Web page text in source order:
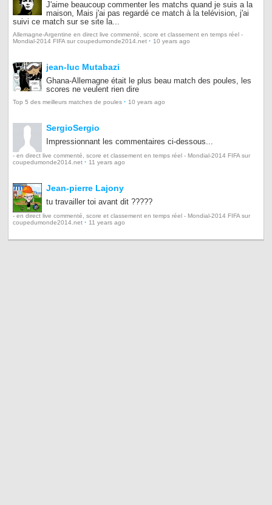
J'aime beaucoup commenter les matchs quand je suis a la
maison, Mais j'ai pas regardé ce match à la telévision, j'ai
suivi ce match sur se site la...
Allemagne-Argentine en direct live commenté, score et classement en temps réel -
Mondial-2014 FIFA sur coupedumonde2014.net · 10 years ago
jean-luc Mutabazi
Ghana-Allemagne était le plus beau match des poules, les
scores ne veulent rien dire
Top 5 des meilleurs matches de poules · 10 years ago
SergioSergio
Impressionnant les commentaires ci-dessous...
- en direct live commenté, score et classement en temps réel - Mondial-2014 FIFA sur
coupedumonde2014.net · 11 years ago
Jean-pierre Lajony
tu travailler toi avant dit ?????
- en direct live commenté, score et classement en temps réel - Mondial-2014 FIFA sur
coupedumonde2014.net · 11 years ago